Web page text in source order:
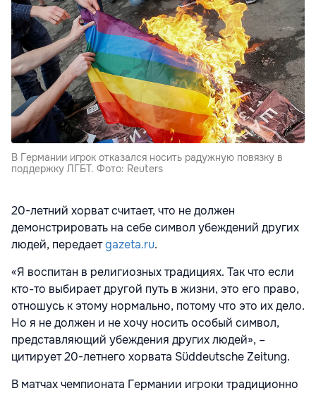
В Германии игрок отказался носить радужную повязку в
поддержку ЛГБТ. Фото: Reuters
20-летний хорват считает, что не должен
демонстрировать на себе символ убеждений других
людей, передаетgazeta.ru.
«Я воспитан в религиозных традициях. Так что если
кто-то выбирает другой путь в жизни, это его право,
отношусь к этому нормально, потому что это их дело.
Но я не должен и не хочу носить особый символ,
представляющий убеждения других людей», –
цитирует 20-летнего хорвата Süddeutsche Zeitung.
В матчах чемпионата Германии игроки традиционно